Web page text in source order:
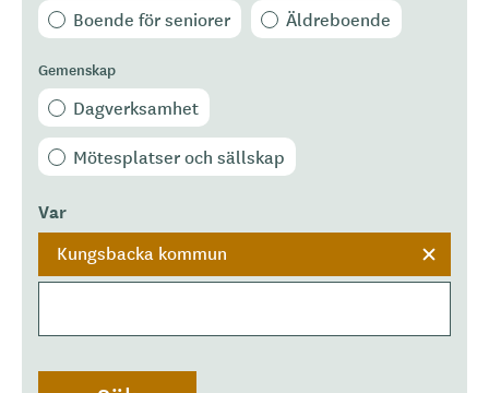
Boende för seniorer Äldreboende
Gemenskap
Dagverksamhet
Mötesplatser och sällskap
Var
Kungsbacka kommun